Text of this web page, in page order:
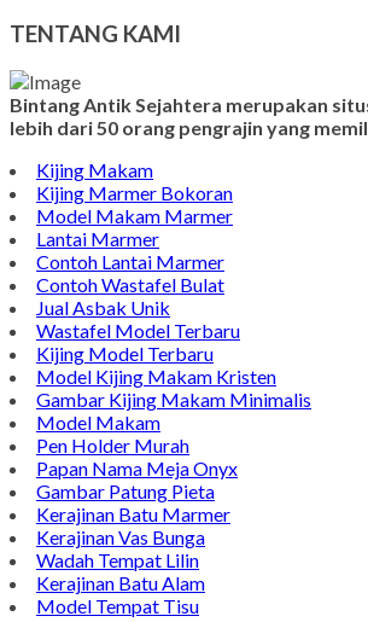
TENTANG KAMI
Bintang Antik Sejahtera merupakan
lebih dari 50 orang pengrajin yang
Kijing Makam
Kijing Marmer Bokoran
Model Makam Marmer
Lantai Marmer
Contoh Lantai Marmer
Contoh Wastafel Bulat
Jual Asbak Unik
Wastafel Model Terbaru
Kijing Model Terbaru
Model Kijing Makam Kristen
Gambar Kijing Makam Minimalis
Model Makam
Pen Holder Murah
Papan Nama Meja Onyx
Gambar Patung Pieta
Kerajinan Batu Marmer
Kerajinan Vas Bunga
Wadah Tempat Lilin
Kerajinan Batu Alam
Model Tempat Tisu